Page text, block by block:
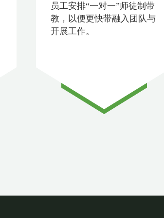
员工安排“一对一”师徒制带
教，以便更快带融入团队与
开展工作。